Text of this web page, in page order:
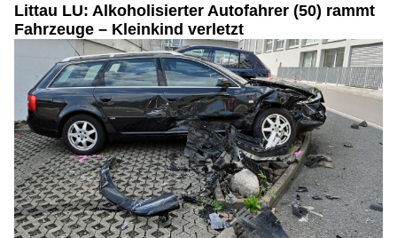
Littau LU: Alkoholisierter Autofahrer (50) rammt
Fahrzeuge – Kleinkind verletzt